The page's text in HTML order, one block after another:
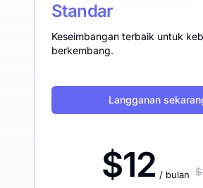
Standar
Keseimbangan terbaik untuk
berkembang.
Langganan
$12 / bulan